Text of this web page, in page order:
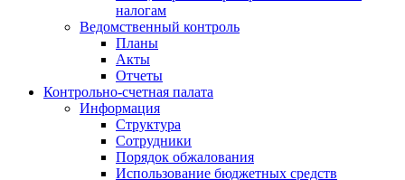
налогам
Ведомственный контроль
Планы
Акты
Отчеты
Контрольно-счетная палата
Информация
Структура
Сотрудники
Порядок обжалования
Использование бюджетных средств